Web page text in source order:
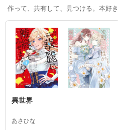
作って、共有して、見つける。本好
異世界
あさひな